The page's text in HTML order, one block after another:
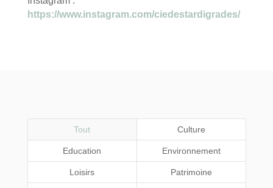
https://www.instagram.com/ciedestardigrades/
Tout Culture
Education Environnement
Loisirs Patrimoine